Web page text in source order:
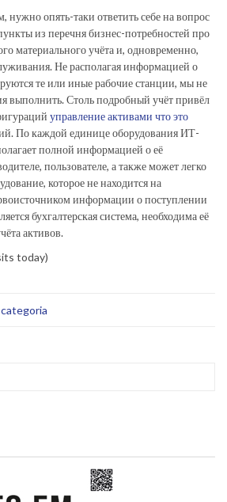
нужно опять-таки ответить себе на вопрос
из перечня бизнес-потребностей про
материального учёта и, одновременно,
Не располагая информацией о
те или иные рабочие станции, мы не
выполнить. Столь подробный учёт привёл
управление активами что это
По каждой единице оборудования ИТ-
полной информацией о её
пользователе, а также может легко
которое не находится на
информации о поступлении
бухгалтерская система, необходима её
активов.
today)